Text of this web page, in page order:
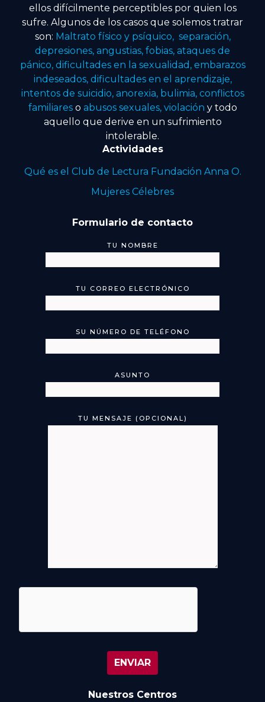
ellos difícilmente perceptibles por quien los
sufre. Algunos de los casos que solemos tratrar
son: Maltrato físico y psíquico, separación,
depresiones, angustias, fobias, ataques de
pánico, dificultades en la sexualidad, embarazos
indeseados, dificultades en el aprendizaje,
intentos de suicidio, anorexia, bulimia, conflictos
familiareso abusos sexuales, violación y todo
aquello que derive en un sufrimiento
intolerable.
Actividades
Qué es el Club de Lectura Fundación Anna O.
Mujeres Célebres
Formulario de contacto
TU NOMBRE
TU CORREO ELECTRÓNICO
SU NÚMERO DE TELÉFONO
ASUNTO
TU MENSAJE (OPCIONAL)
Nuestros Centros